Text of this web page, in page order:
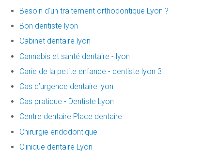
Besoin d'un traitement orthodontique Lyon ?
Bon dentiste lyon
Cabinet dentaire lyon
Cannabis et santé dentaire - lyon
Carie de la petite enfance - dentiste lyon 3
Cas d’urgence dentaire lyon
Cas pratique - Dentiste Lyon
Centre dentaire Place dentaire
Chirurgie endodontique
Clinique dentaire Lyon